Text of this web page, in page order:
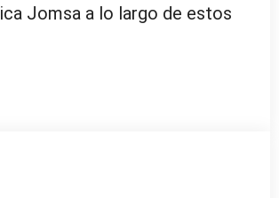
Jomsa a lo largo de estos